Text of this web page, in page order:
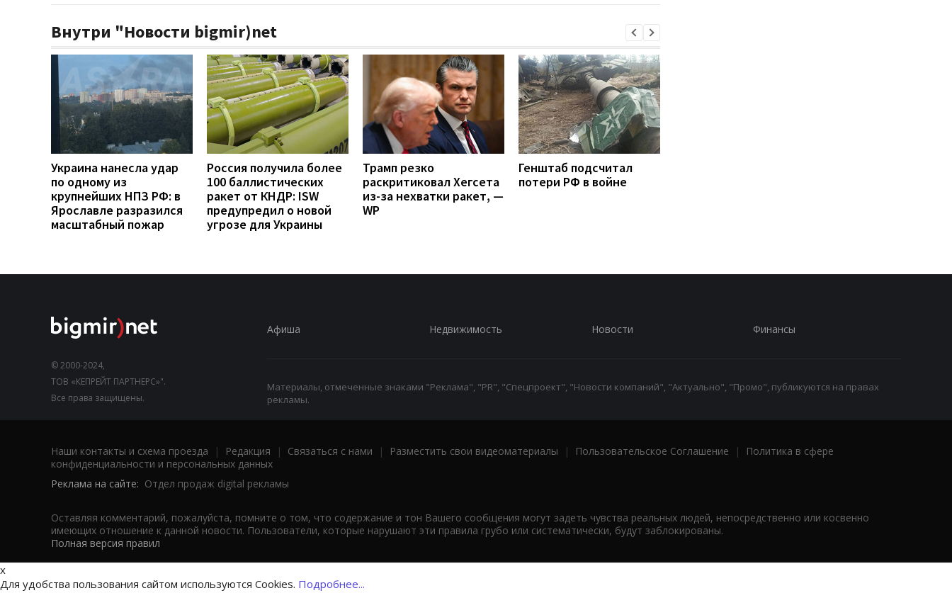
Внутри "Новости bigmir)net
Украина нанесла удар
по одному из
крупнейших НПЗ РФ: в
Ярославле разразился
масштабный пожар
Россия получила более
100 баллистических
ракет от КНДР: ISW
предупредил о новой
угрозе для Украины
Трамп резко
раскритиковал Хегсета
из-за нехватки ракет, —
WP
Генштаб подсчитал
потери РФ в войне
© 2000-2024,
ТОВ «КЕПРЕЙТ ПАРТНЕРС»".
Все права защищены.
Афиша Недвижимость Новости Финансы
Материалы, отмеченные знаками "Реклама", "PR", "Спецпроект", "Новости компаний", "Актуально", "Промо", публикуются на правах
рекламы.
Наши контакты и схема проезда | Редакция | Связаться с нами | Разместить свои видеоматериалы | Пользовательское Соглашение |
Политика в сфере
конфиденциальности и персональных данных
Реклама на сайте: Отдел продаж digital рекламы
Оставляя комментарий, пожалуйста, помните о том, что содержание и тон Вашего сообщения могут задеть чувства реальных людей, непосредственно или косвенно
имеющих отношение к данной новости. Пользователи, которые нарушают эти правила грубо или систематически, будут заблокированы.
Полная версия правил
x
Для удобства пользования сайтом используются Cookies. Подробнее...